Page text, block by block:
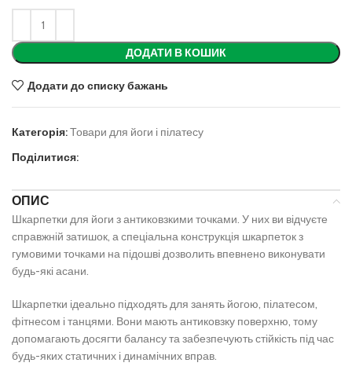
ДОДАТИ В КОШИК
Додати до списку бажань
Категорія:Товари для йоги і пілатесу
Поділитися:
ОПИС
Шкарпетки для йоги з антиковзкими точками. У них ви відчуєте
справжній затишок, а спеціальна конструкція шкарпеток з
гумовими точками на підошві дозволить впевнено виконувати
будь-які асани.
Шкарпетки ідеально підходять для занять йогою, пілатесом,
фітнесом і танцями. Вони мають антиковзку поверхню, тому
допомагають досягти балансу та забезпечують стійкість під час
будь-яких статичних і динамічних вправ.